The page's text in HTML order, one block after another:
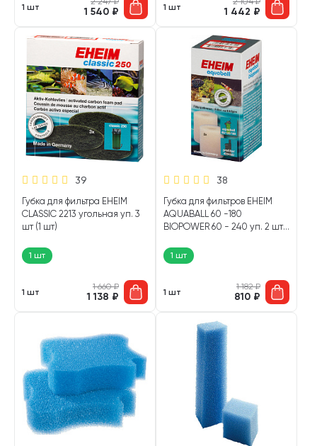
1 шт 1 540 ₽ 1 шт 1 442 ₽
39
Губка для фильтра EHEIM
СLASSIC 2213 угольная уп. 3
шт (1 шт)
1 шт
1 шт
1 660₽
1 138 ₽
38
Губка для фильтров EHEIM
AQUABALL 60 -180
BIOPOWER 60 - 240 уп. 2 шт
1 шт
1 шт
1 182₽
810 ₽